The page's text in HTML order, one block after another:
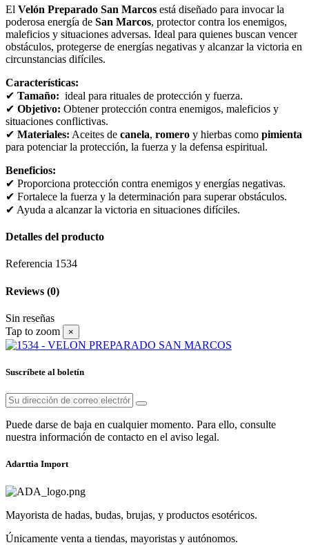
El Velón Preparado San Marcos está diseñado para invocar la
poderosa energía de San Marcos, protector contra los enemigos,
maleficios y situaciones adversas. Ideal para quienes buscan vencer
obstáculos, protegerse de energías negativas y alcanzar la victoria en
circunstancias difíciles.
Características:
✔ Tamaño: ideal para rituales de protección y fuerza.
✔ Objetivo: Obtener protección contra enemigos, maleficios y
situaciones conflictivas.
✔ Materiales: Aceites de canela, romero y hierbas como pimienta
para potenciar la protección, la fuerza y la defensa espiritual.
Beneficios:
✔ Proporciona protección contra enemigos y energías negativas.
✔ Fortalece la fuerza y la determinación para superar obstáculos.
✔ Ayuda a alcanzar la victoria en situaciones difíciles.
Detalles del producto
Referencia 1534
Reviews (0)
Sin reseñas
Tap to zoom
×
Suscríbete al boletín
Puede darse de baja en cualquier momento. Para ello, consulte
nuestra información de contacto en el aviso legal.
Adarttia Import
Mayorista de hadas, budas, brujas, y productos esotéricos.
Únicamente venta a tiendas, mayoristas y autónomos.